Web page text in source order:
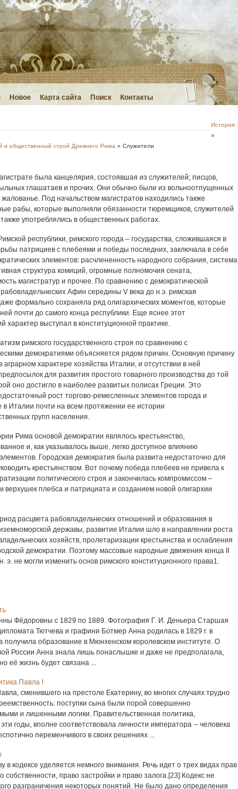
Новое Карта сайта Поиск Контакты
История
»
и общественный строй Древнего Рима » Служители
была канцелярия, состоявшая из служителей; писцов,
глашатаев и прочих. Они обычно были из вольноотпущенных
Под начальством магистратов находились также
рабы, которые выполняли обязанности тюремщиков, служителей
употреблялись в общественных работах.
республики, римского города – государства, сложившаяся в
патрициев с плебеями и победы последних, заключала в себе
элементов: расчлененность народного собрания, система
структура комиций, огромные полномочия сената,
магистратур и прочее. По сравнению с демократической
Афин середины V века до н.э. римская
формально сохраняла ряд олигархических моментов, которые
почти до самого конца республики. Еще яснее этот
характер выступал в конституционной практике.
римского государственного строя по сравнению с
демократиями объясняется рядом причин. Основную причину
аграрном характере хозяйства Италии, и отсутствии в ней
для развития простого товарного производства до той
оно достигло в наиболее развитых полисах Греции. Это
рост торгово-ремесленных элементов города и
в Италии почти на всем протяжении ее истории
групп населения.
Рима основой демократии являлось крестьянство,
и, как указывалось выше, легко доступное влиянию
Городская демократия была развита недостаточно для
крестьянством. Вот почему победа плебеев не привела к
политического строя и закончилась компромиссом –
верхушек плебса и патрициата и созданием новой олигархии
расцвета рабовладельческих отношений и образования в
державы, развитие Италии шло в направлении роста
хозяйств, пролетаризации крестьянства и ослабления
демократии. Поэтому массовые народные движения конца II
э. не могли изменить основ римского конституционного права1.
Фёдоровны с 1829 по 1889. Фотография Г. И. Деньера Старшая
Тютчева и графини Ботмер Анна родилась в 1829 г. в
получила образование в Мюнхенском королевском институте. О
России Анна знала лишь понаслышке и даже не предполагала,
её жизнь будет связана ...
Павла I
сменившего на престоле Екатерину, во многих случаях трудно
поступки сына были порой совершенно
и лишенными логики. Правительственная политика,
годы, вполне соответствовала личности императора -- человека
переменчивого в своих решениях ...
в кодексе уделяется немного внимания. Речь идет о трех видах прав
собственности, право застройки и право залога.[23] Кодекс не
разграничения некоторых понятий. Не было дано определения